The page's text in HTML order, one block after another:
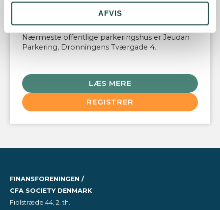
AFVIS
Tæt ved Marmorkirken Metrostation.
Parkering
Nærmeste offentlige parkeringshus er Jeudan
Parkering, Dronningens Tværgade 4.
LÆS MERE
REGISTRER
FINANSFORENINGEN /
CFA SOCIETY DENMARK
Fiolstræde 44, 2. th.